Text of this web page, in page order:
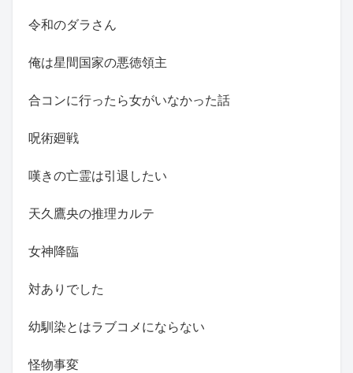
令和のダラさん
俺は星間国家の悪徳領主
合コンに行ったら女がいなかった話
呪術廻戦
嘆きの亡霊は引退したい
天久鷹央の推理カルテ
女神降臨
対ありでした
幼馴染とはラブコメにならない
怪物事変